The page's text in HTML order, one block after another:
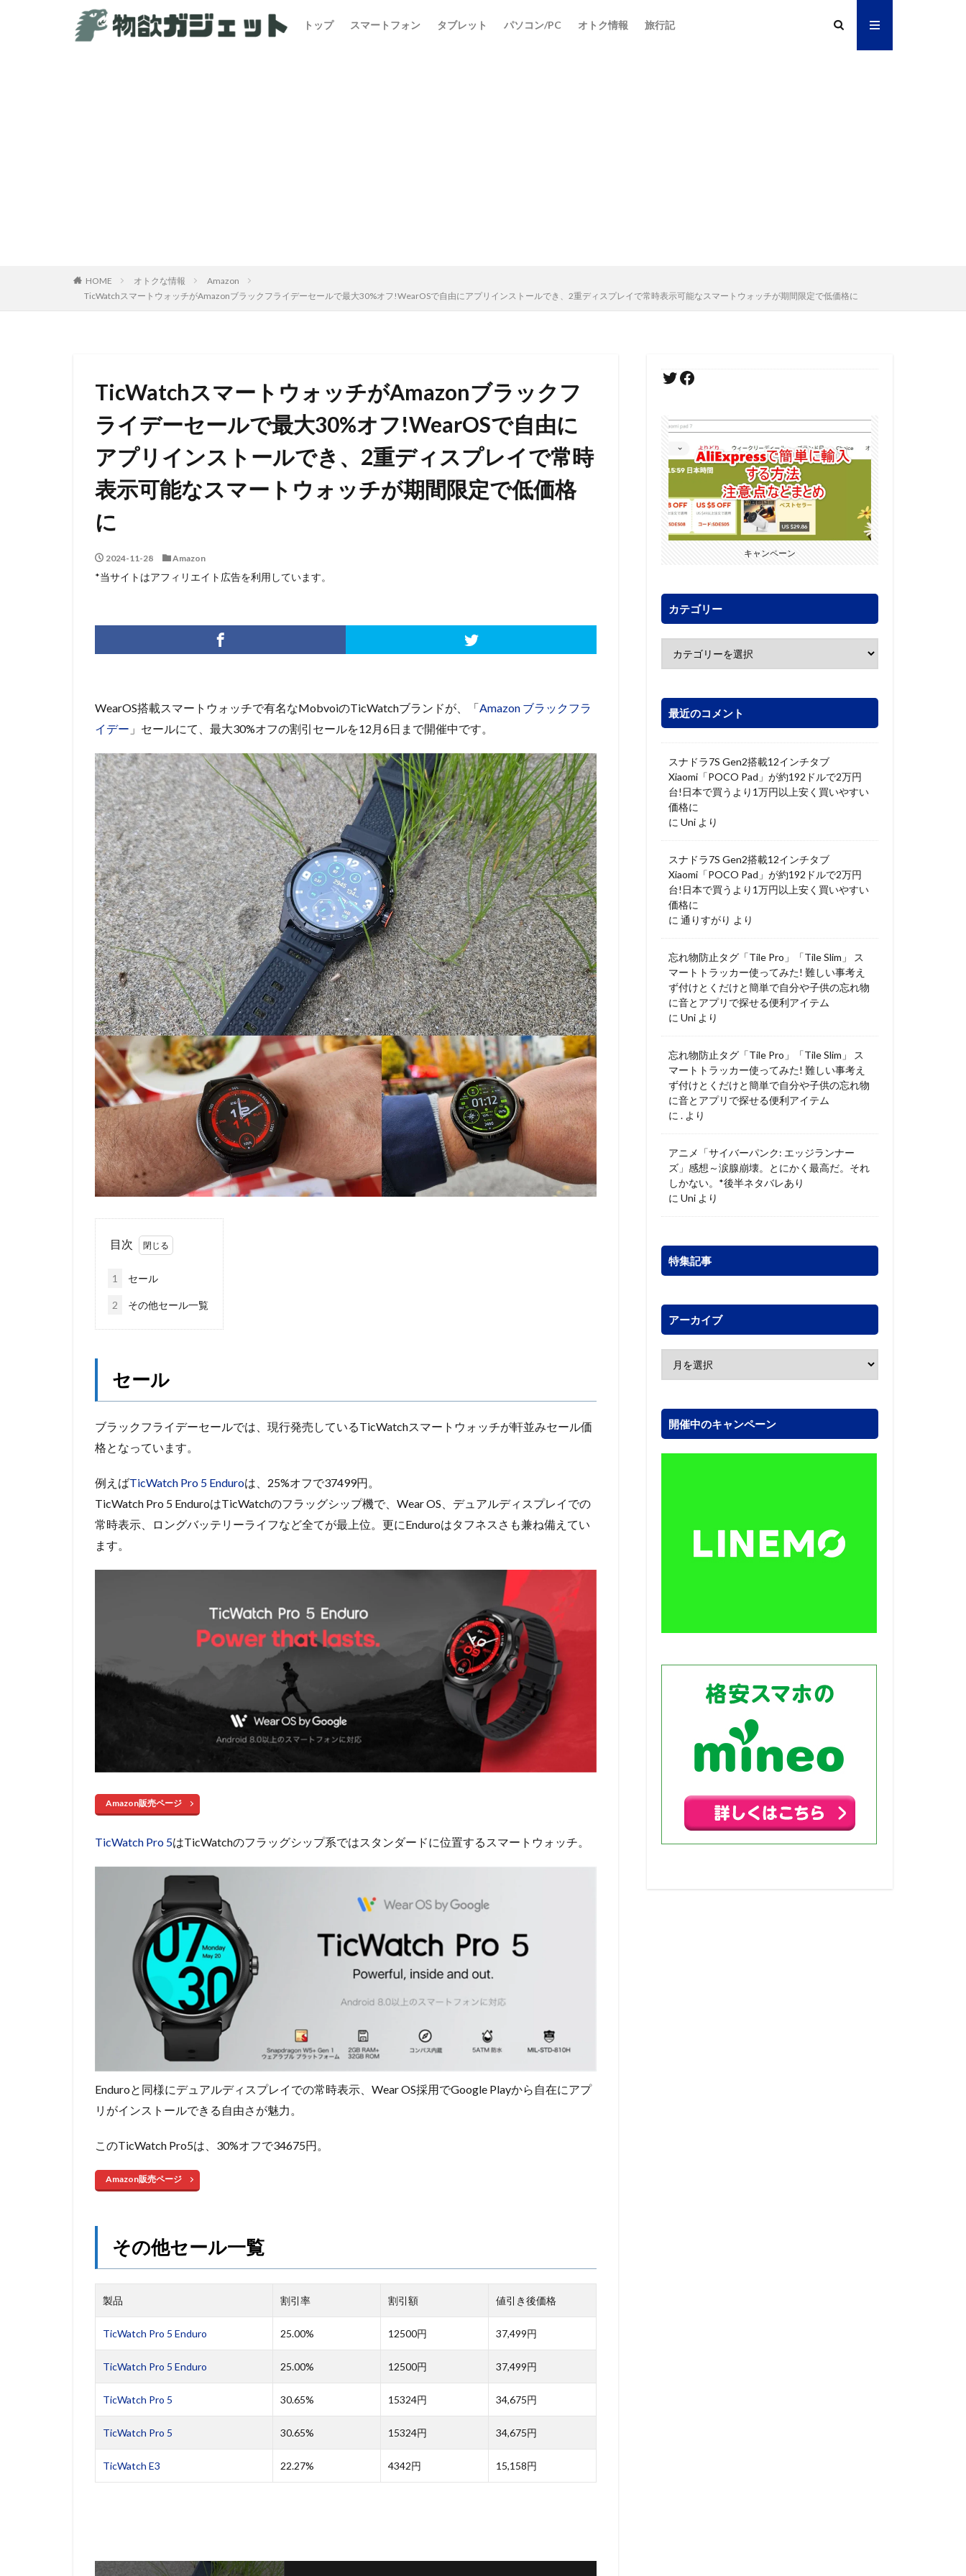
トップ スマートフォン タブレット パソコン/PC オトク情報 旅行記
HOME オトクな情報
Amazon
TicWatchスマートウォッチがAmazonブラックフライデーセールで最大30%オフ!WearOSで自由にアプリインストールでき、2重ディスプレイで常時表示可能なスマートウォッチが期間限定で低価格に
TicWatchスマートウォッチがAmazonブラックフ
ライデーセールで最大30%オフ!WearOSで自由に
アプリインストールでき、2重ディスプレイで常時
表示可能なスマートウォッチが期間限定で低価格
に
2024-11-28 Amazon
*当サイトはアフィリエイト広告を利用しています。
WearOS搭載スマートウォッチで有名なMobvoiのTicWatchブランドが、 「Amazon ブラックフラ
イデー 」セールにて、最大30%オフの割引セールを12月6日まで開催中です。
目次
1 セール
2 その他セール一覧
セール
ブラックフライデーセールでは、現行発売しているTicWatchスマートウォッチが軒並みセール価
格となっています。
例えばTicWatch Pro 5 Enduroは、25%オフで37499円。
TicWatch Pro 5 EnduroはTicWatchのフラッグシップ機で、Wear OS、デュアルディスプレイでの
常時表示、ロングバッテリーライフなど全てが最上位。更にEnduroはタフネスさも兼ね備えてい
ます。
Amazon販売ページ
TicWatch Pro 5はTicWatchのフラッグシップ系ではスタンダードに位置するスマートウォッチ。
Enduroと同様にデュアルディスプレイでの常時表示、Wear OS採用でGoogle Playから自在にアプ
リがインストールできる自由さが魅力。
このTicWatch Pro5は、30%オフで34675円。
Amazon販売ページ
その他セール一覧
製品 割引率 割引額 値引き後価格
TicWatch Pro 5 Enduro 25.00% 12500円 37,499円
TicWatch Pro 5 Enduro 25.00% 12500円 37,499円
TicWatch Pro 5 30.65% 15324円 34,675円
TicWatch Pro 5 30.65% 15324円 34,675円
TicWatch E3 22.27% 4342円 15,158円
キャンペーン
カテゴリー
最近のコメント
スナドラ7S Gen2搭載12インチタブ
Xiaomi「POCO Pad」が約192ドルで2万円
台!日本で買うより1万円以上安く買いやすい
価格に
に Uni より
スナドラ7S Gen2搭載12インチタブ
Xiaomi「POCO Pad」が約192ドルで2万円
台!日本で買うより1万円以上安く買いやすい
価格に
に 通りすがり より
忘れ物防止タグ「Tile Pro」「Tile Slim」 ス
マートトラッカー使ってみた! 難しい事考え
ず付けとくだけと簡単で自分や子供の忘れ物
に音とアプリで探せる便利アイテム
に Uni より
忘れ物防止タグ「Tile Pro」「Tile Slim」 ス
マートトラッカー使ってみた! 難しい事考え
ず付けとくだけと簡単で自分や子供の忘れ物
に音とアプリで探せる便利アイテム
に . より
アニメ「サイバーパンク: エッジランナー
ズ」感想～涙腺崩壊。とにかく最高だ。それ
しかない。*後半ネタバレあり
に Uni より
特集記事
アーカイブ
開催中のキャンペーン